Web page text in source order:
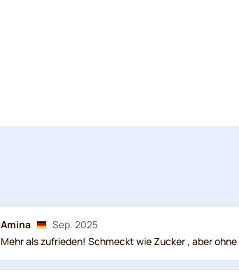
Amina
Sep. 2025
Mehr als zufrieden! Schmeckt wie Zucker , aber ohne